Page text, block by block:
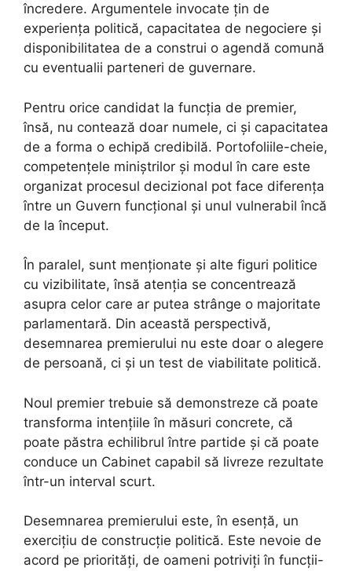
încredere. Argumentele invocate țin de
experiența politică, capacitatea de negociere și
disponibilitatea de a construi o agendă comună
cu eventualii parteneri de guvernare.
Pentru orice candidat la funcția de premier,
însă, nu contează doar numele, ci și capacitatea
de a forma o echipă credibilă. Portofoliile-cheie,
competențele miniștrilor și modul în care este
organizat procesul decizional pot face diferența
între un Guvern funcțional și unul vulnerabil încă
de la început.
În paralel, sunt menționate și alte figuri politice
cu vizibilitate, însă atenția se concentrează
asupra celor care ar putea strânge o majoritate
parlamentară. Din această perspectivă,
desemnarea premierului nu este doar o alegere
de persoană, ci și un test de viabilitate politică.
Noul premier trebuie să demonstreze că poate
transforma intențiile în măsuri concrete, că
poate păstra echilibrul între partide și că poate
conduce un Cabinet capabil să livreze rezultate
într-un interval scurt.
Desemnarea premierului este, în esență, un
exercițiu de construcție politică. Este nevoie de
acord pe priorități, de oameni potriviți în funcții-